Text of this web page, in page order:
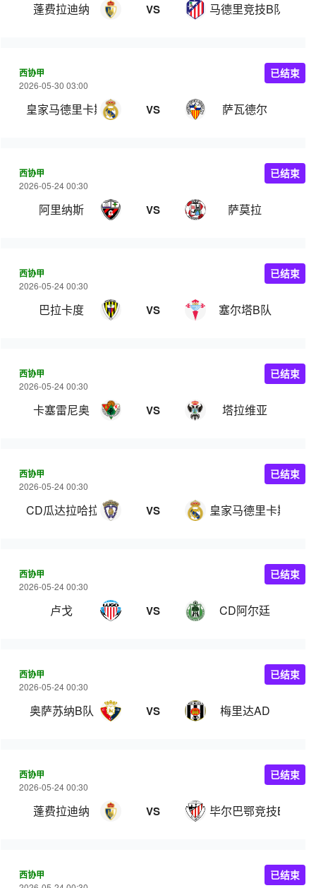
蓬费拉迪纳 VS 马德里竞技B队
西协甲
2026-05-30 03:00
皇家马德里卡斯蒂亚 VS 萨瓦德尔
已结束
西协甲
2026-05-24 00:30
阿里纳斯 VS 萨莫拉
已结束
西协甲
2026-05-24 00:30
巴拉卡度 VS 塞尔塔B队
已结束
西协甲
2026-05-24 00:30
卡塞雷尼奥 VS 塔拉维亚
已结束
西协甲
2026-05-24 00:30
CD瓜达拉哈拉 VS 皇家马德里卡斯蒂亚
已结束
西协甲
2026-05-24 00:30
卢戈 VS CD阿尔廷
已结束
西协甲
2026-05-24 00:30
奥萨苏纳B队 VS 梅里达AD
已结束
西协甲
2026-05-24 00:30
蓬费拉迪纳 VS 毕尔巴鄂竞技B队
已结束
西协甲 已结束